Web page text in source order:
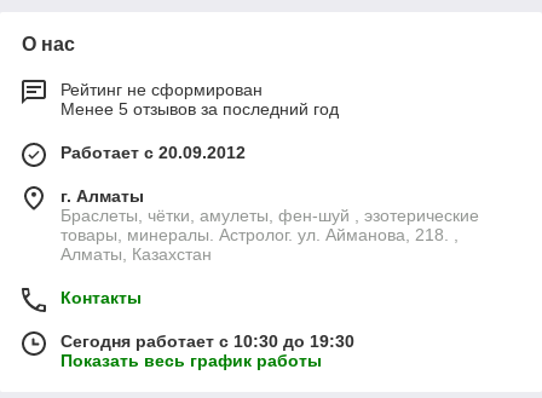
О нас
Рейтинг не сформирован
Менее 5 отзывов за последний год
Работает с 20.09.2012
г. Алматы
Браслеты, чётки, амулеты, фен-шуй , эзотерические
товары, минералы. Астролог. ул. Айманова, 218. ,
Алматы, Казахстан
Контакты
Сегодня работает с 10:30 до 19:30
Показать весь график работы